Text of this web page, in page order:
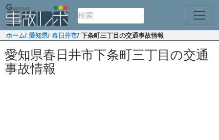
ホーム/ 愛知県/ 春日井市/ 下条町三丁目の交通事故情報
愛知県春日井市下条町三丁目の交通
事故情報